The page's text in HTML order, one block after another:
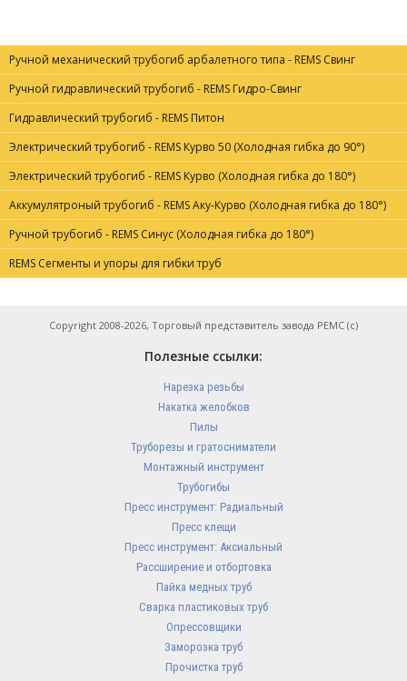
Ручной механический трубогиб арбалетного типа - REMS Свинг
Ручной гидравлический трубогиб - REMS Гидро-Свинг
Гидравлический трубогиб - REMS Питон
Электрический трубогиб - REMS Курво 50 (Холодная гибка до 90°)
Электрический трубогиб - REMS Курво (Холодная гибка до 180°)
Аккумулятроный трубогиб - REMS Аку-Курво (Холодная гибка до 180°)
Ручной трубогиб - REMS Синус (Холодная гибка до 180°)
REMS Сегменты и упоры для гибки труб
Copyright 2008-2026, Торговый представитель завода РЕМС (с)
Полезные ссылки:
Нарезка резьбы
Накатка желобков
Пилы
Труборезы и гратосниматели
Монтажный инструмент
Трубогибы
Пресс инструмент: Радиальный
Пресс клещи
Пресс инструмент: Аксиальный
Рассширение и отбортовка
Пайка медных труб
Сварка пластиковых труб
Опрессовщики
Заморозка труб
Прочистка труб